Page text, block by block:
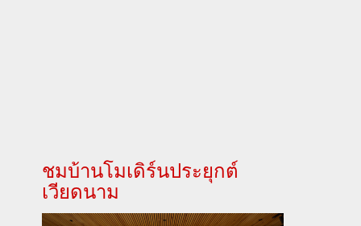
ชมบ้านโมเดิร์นประยุกต์
เวียดนาม